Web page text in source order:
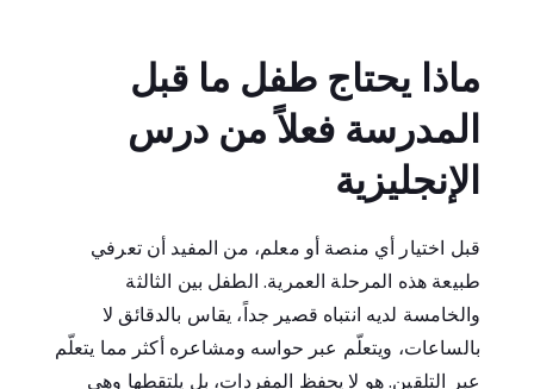
ماذا يحتاج طفل ما قبل
المدرسة فعلاً من درس
الإنجليزية
قبل اختيار أي منصة أو معلم، من المفيد أن تعرفي
طبيعة هذه المرحلة العمرية. الطفل بين الثالثة
والخامسة لديه انتباه قصير جداً، يقاس بالدقائق لا
بالساعات، ويتعلّم عبر حواسه ومشاعره أكثر مما يتعلّم
عبر التلقين. هو لا يحفظ المفردات، بل يلتقطها وهي